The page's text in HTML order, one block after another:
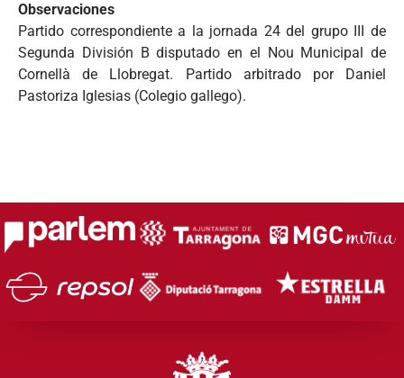
Observaciones
Partido correspondiente a la jornada 24 del grupo III de
Segunda División B disputado en el Nou Municipal de
Cornellà de Llobregat. Partido arbitrado por Daniel
Pastoriza Iglesias (Colegio gallego).